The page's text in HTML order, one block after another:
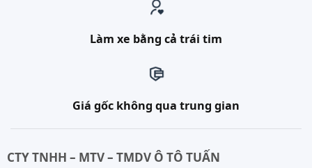
Làm xe bằng cả trái tim
Giá gốc không qua trung gian
CTY TNHH – MTV – TMDV Ô TÔ TUẤN